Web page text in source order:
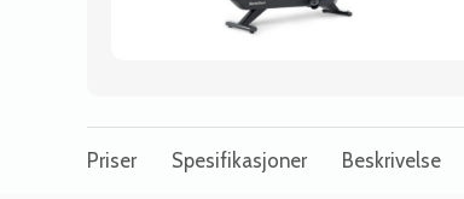
Priser Spesifikasjoner Beskrivelse